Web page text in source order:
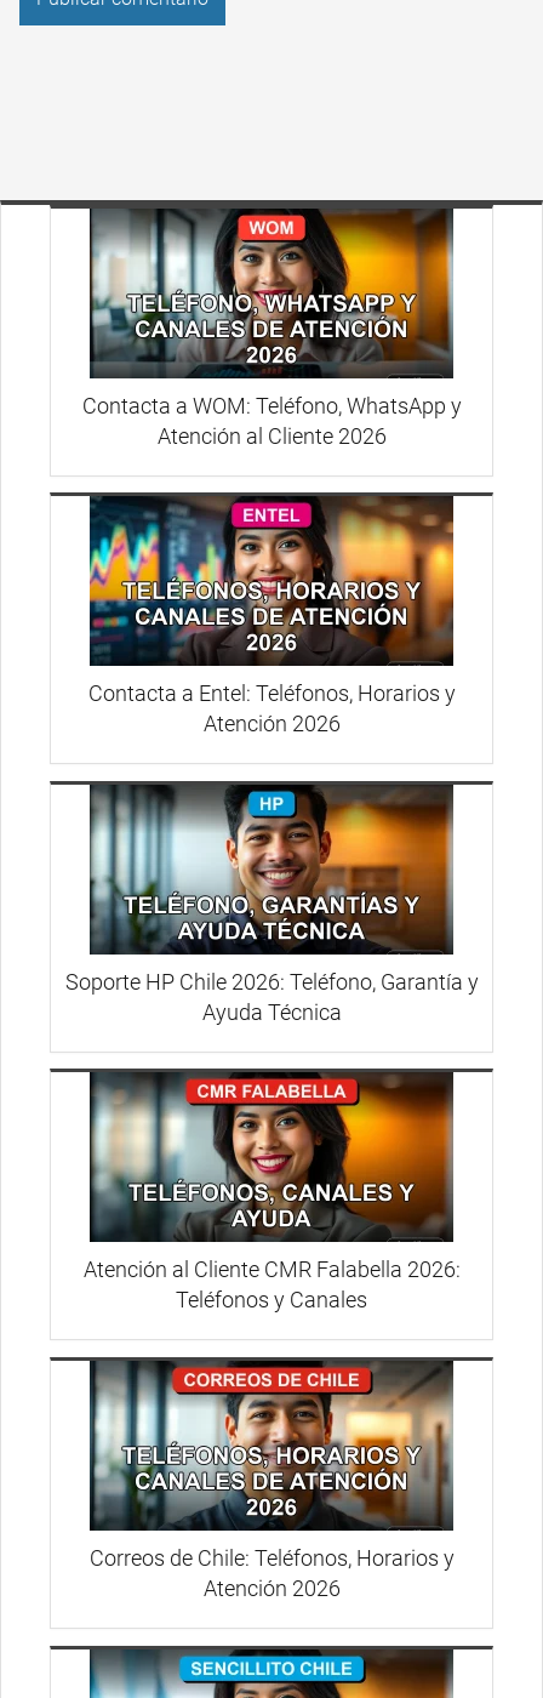
Contacta a WOM: Teléfono, WhatsApp y
Atención al Cliente 2026
Contacta a Entel: Teléfonos, Horarios y
Atención 2026
Soporte HP Chile 2026: Teléfono, Garantía y
Ayuda Técnica
Atención al Cliente CMR Falabella 2026:
Teléfonos y Canales
Correos de Chile: Teléfonos, Horarios y
Atención 2026